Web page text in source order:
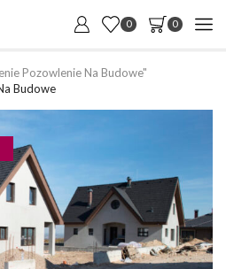
0 0
Pozowlenie Na Budowe"
Budowe